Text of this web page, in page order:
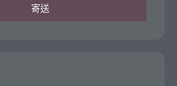
寄送